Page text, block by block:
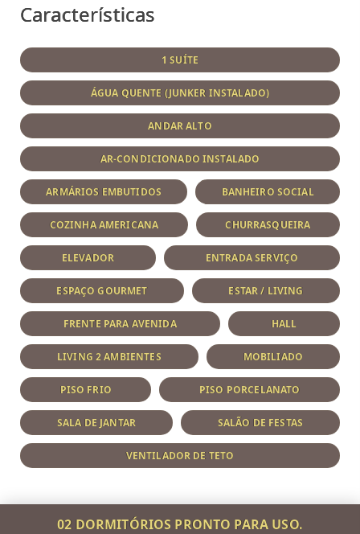
Características
1 SUÍTE
ÁGUA QUENTE (JUNKER INSTALADO)
ANDAR ALTO
AR-CONDICIONADO INSTALADO
ARMÁRIOS EMBUTIDOS BANHEIRO SOCIAL
COZINHA AMERICANA CHURRASQUEIRA
ELEVADOR ENTRADA SERVIÇO
ESPAÇO GOURMET ESTAR / LIVING
FRENTE PARA AVENIDA HALL
LIVING 2 AMBIENTES MOBILIADO
PISO FRIO PISO PORCELANATO
SALA DE JANTAR SALÃO DE FESTAS
VENTILADOR DE TETO
02 DORMITÓRIOS PRONTO PARA USO.